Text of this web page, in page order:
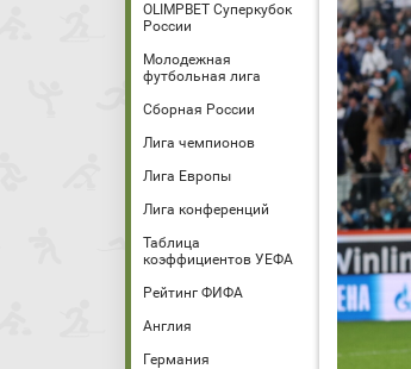
OLIMPBET Суперкубок
России
Молодежная
футбольная лига
Сборная России
Лига чемпионов
Лига Европы
Лига конференций
Таблица
коэффициентов УЕФА
Рейтинг ФИФА
Англия
Германия